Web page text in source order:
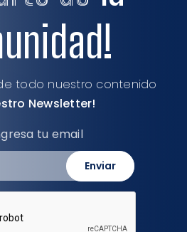
todo nuestro contenido
Newsletter!
tu email
Enviar